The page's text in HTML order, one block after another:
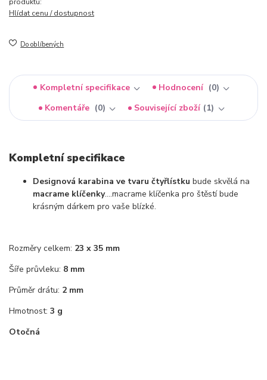
Hlídat cenu / dostupnost
Do oblíbených
Kompletní specifikace Hodnocení
0
Komentáře
0 Související zboží 1
Kompletní specifikace
Designová karabina ve tvaru čtyřlístku bude skvělá na
macrame klíčenky....macrame klíčenka pro štěstí bude
krásným dárkem pro vaše blízké.
Rozměry celkem: 23 x 35 mm
Šíře průvleku: 8 mm
Průměr drátu: 2 mm
Hmotnost: 3 g
Otočná